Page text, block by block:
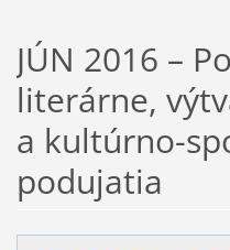
JÚN 2016 –
literárne,
a kultúrno-
podujatia